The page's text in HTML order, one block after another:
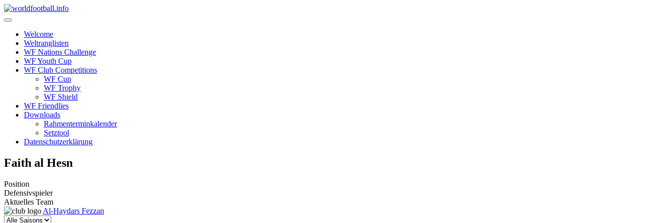
Skip
to
Welcome
Weltranglisten
WF Nations Challenge
WF Youth Cup
WF Club Competitions
WF Cup
WF Trophy
WF Shield
WF Friendlies
Downloads
Rahmenterminkalender
Setztool
Datenschutzerklärung
Faith al Hesn
Position
Defensivspieler
Aktuelles Team
Al-Haydars Fezzan